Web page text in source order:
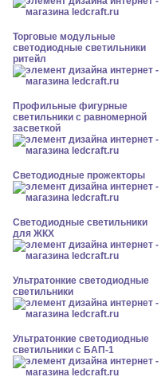
Торговые модульные
светодиодные светильники
ритейл
Профильные фигурные
светильники с равномерной
засветкой
Светодиодные прожекторы
Светодиодные светильники
для ЖКХ
Ультратонкие светодиодные
светильники
Ультратонкие светодиодные
светильники с БАП-1